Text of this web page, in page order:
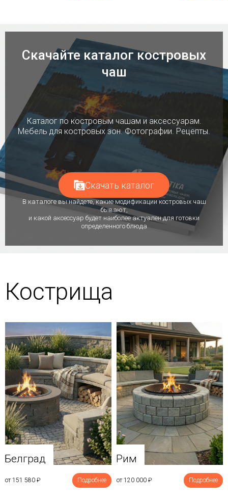
Скачайте каталог костровых
чаш
Каталог по костровым чашам и аксессуарам.
Мебель для костровых зон. Фотографии. Рецепты.
Скачать каталог
В каталоге вы найдете, какие модификации костровых чаш
бывают,
и какой аксессуар будет наиболее актуален для готовки
определенного блюда
Кострища
Белград
от 151 580 ₽ Подробнее
Рим
от 120 000 ₽ Подробнее